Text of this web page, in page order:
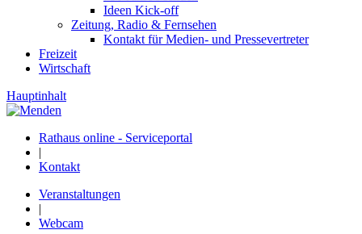
Ideen Kick-off
Zeitung, Radio & Fernsehen
Kontakt für Medien- und Pressevertreter
Freizeit
Wirtschaft
Hauptinhalt
Rathaus online - Serviceportal
|
Kontakt
Veranstaltungen
|
Webcam